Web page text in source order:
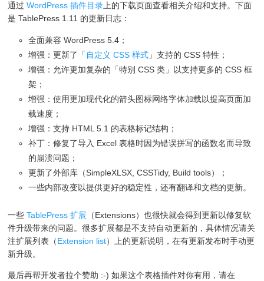
通过WordPress 插件目录上的下载页面查看相关介绍和支持。下面
是 TablePress 1.11 的更新日志：
全面兼容 WordPress 5.4；
增强：更新了「 自定义 CSS 样式 」支持的 CSS 特性；
增强：允许更加复杂的「特别 CSS 类」以支持更多的 CSS 框
架；
增强：使用更加现代化的箭头图标网络字体加载以提高页面加
载速度；
增强：支持 HTML 5.1 的表格标记结构；
补丁：修复了导入 Excel 表格时因为错误拼写的函数名而导致
的崩溃问题；
更新了外部库（SimpleXLSX, CSSTidy, Build tools）；
一些内部改变以提供更好的稳定性，还有翻译和文档的更新。
一些TablePress 扩展 （Extensions）也很快就会得到更新以修复软
件升级带来的问题。很多扩展都是不支持自动更新的，具体情况请关
注扩展列表（Extension list）上的更新说明，在有更新发布时手动更
新升级。
最后再帮开发者拉个赞助 :-) 如果这个表格插件对你有用，请在